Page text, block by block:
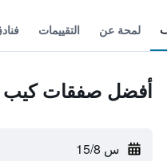
لمحة عن التقييمات
أفضل صفقات كيب
س 15/8